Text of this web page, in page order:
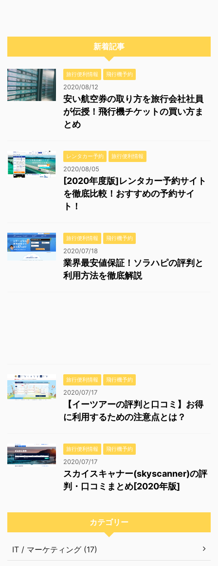
新着記事
旅行便利情報 飛行機予約
2020/08/12
安い航空券の取り方を旅行会社社員
が伝授！飛行機チケットの買い方ま
とめ
レンタカー予約 旅行便利情報
2020/08/05
[2020年度版]レンタカー予約サイト
を徹底比較！おすすめの予約サイ
ト！
旅行便利情報 飛行機予約
2020/07/18
業界最安値保証！ソラハピの評判と
利用方法を徹底解説
旅行便利情報 飛行機予約
2020/07/17
【イーツアーの評判と口コミ】お得
に利用するための注意点とは？
旅行便利情報 飛行機予約
2020/07/17
スカイスキャナー(skyscanner)の評
判・口コミまとめ[2020年版]
カテゴリー
IT / マーケティング (17)